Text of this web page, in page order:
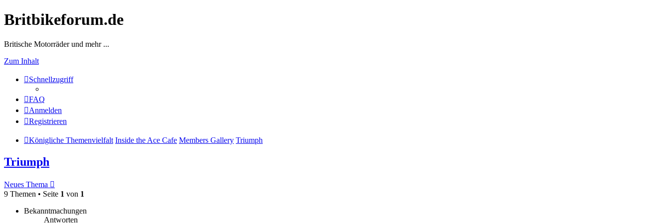
Britbikeforum.de
Britische Motorräder und mehr ...
Zum Inhalt
Schnellzugriff
FAQ
Anmelden
Registrieren
Königliche Themenvielfalt Inside the Ace Cafe Members Gallery Triumph
Triumph
Neues Thema
9 Themen • Seite 1 von 1
Bekanntmachungen
Antworten